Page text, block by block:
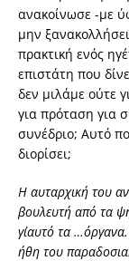
ανακοίνωσε -με
μην
πρακτική ενός
επιστάτη που
δεν μιλάμε ούτε
για πρόταση για
συνέδριο; Aυτό
διορίσει;
H αυταρχική του
βουλευτή από τα
γι΄αυτό τα
ήθη του